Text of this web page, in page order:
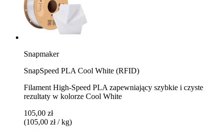
Snapmaker
SnapSpeed PLA Cool White (RFID)
Filament High-Speed PLA zapewniający szybkie i czyste
rezultaty w kolorze Cool White
105,00 zł
(105,00 zł / kg)